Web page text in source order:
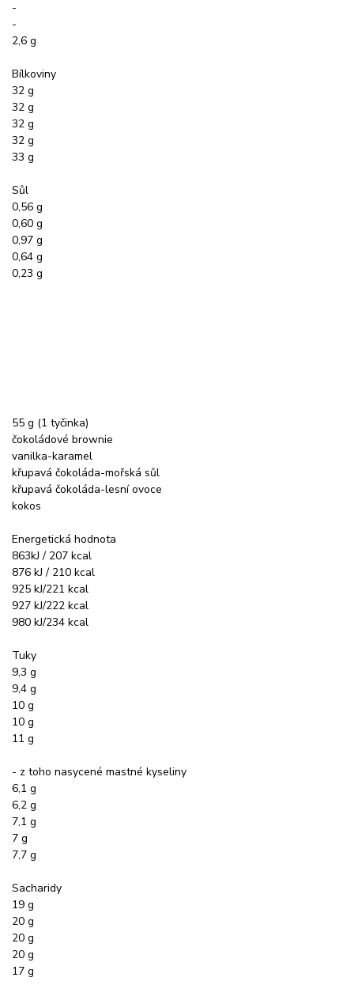
-
-
2,6 g
Bílkoviny
32 g
32 g
32 g
32 g
33 g
Sůl
0,56 g
0,60 g
0,97 g
0,64 g
0,23 g
55 g (1 tyčinka)
čokoládové brownie
vanilka-karamel
křupavá čokoláda-mořská sůl
křupavá čokoláda-lesní ovoce
kokos
Energetická hodnota
863kJ / 207 kcal
876 kJ / 210 kcal
925 kJ/221 kcal
927 kJ/222 kcal
980 kJ/234 kcal
Tuky
9,3 g
9,4 g
10 g
10 g
11 g
- z toho nasycené mastné kyseliny
6,1 g
6,2 g
7,1 g
7 g
7,7 g
Sacharidy
19 g
20 g
20 g
20 g
17 g